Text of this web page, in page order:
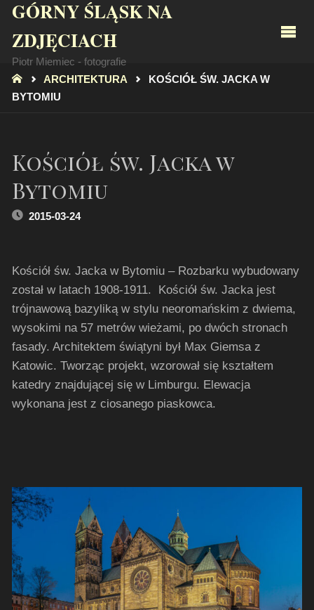
GÓRNY ŚLĄSK NA
ZDJĘCIACH
Piotr Miemiec - fotografie
STRONA
GŁÓWNA
ARCHITEKTURA
KOŚCIÓŁ ŚW. JACKA W
BYTOMIU
Kościół św. Jacka w
Bytomiu
2015-03-24
Kościół św. Jacka w Bytomiu – Rozbarku wybudowany
został w latach 1908-1911. Kościół św. Jacka jest
trójnawową bazyliką w stylu neoromańskim z dwiema,
wysokimi na 57 metrów wieżami, po dwóch stronach
fasady. Architektem świątyni był Max Giemsa z
Katowic. Tworząc projekt, wzorował się kształtem
katedry znajdującej się w Limburgu. Elewacja
wykonana jest z ciosanego piaskowca.